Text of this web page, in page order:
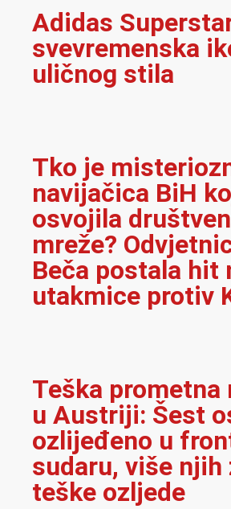
Adidas
svevremenska
uličnog stila
Tko je
navijačica BiH
osvojila
mreže?
Beča postala hit
utakmice protiv
Teška prometna
u Austriji: Šest
ozlijeđeno u
sudaru, više njih
teške ozljede